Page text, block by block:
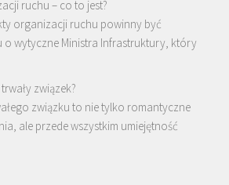
ruchu – co to jest?
organizacji ruchu powinny być
o wytyczne Ministra Infrastruktury, który
związek?
związku to nie tylko romantyczne
ale przede wszystkim umiejętność